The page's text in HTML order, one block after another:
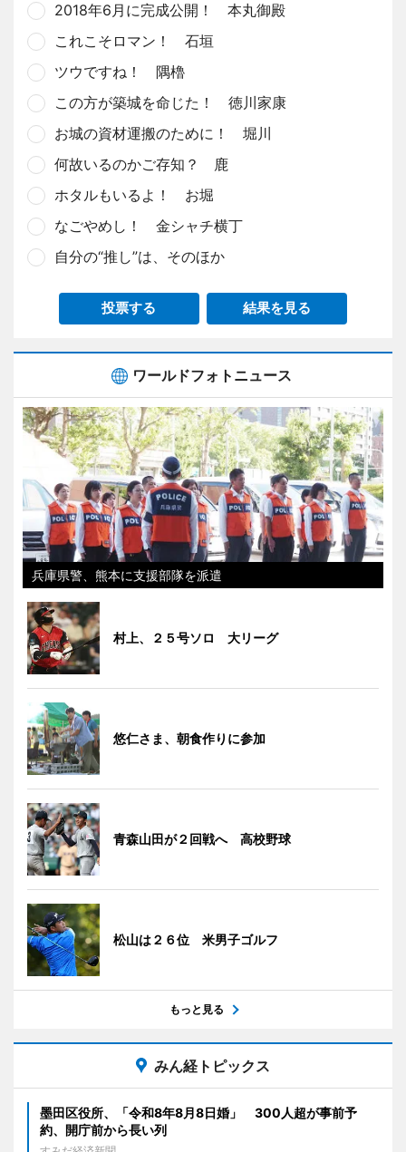
2018年6月に完成公開！ 本丸御殿
これこそロマン！ 石垣
ツウですね！ 隅櫓
この方が築城を命じた！ 徳川家康
お城の資材運搬のために！ 堀川
何故いるのかご存知？ 鹿
ホタルもいるよ！ お堀
なごやめし！ 金シャチ横丁
自分の“推し”は、そのほか
投票する 結果を見る
ワールドフォトニュース
兵庫県警、熊本に支援部隊を派遣
村上、２５号ソロ 大リーグ
悠仁さま、朝食作りに参加
青森山田が２回戦へ 高校野球
松山は２６位 米男子ゴルフ
もっと見る
みん経トピックス
墨田区役所、「令和8年8月8日婚」 300人超が事前予
約、開庁前から長い列